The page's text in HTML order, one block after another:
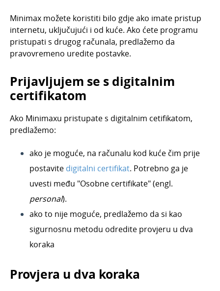
Minimax i rad od kuće
Prava korisnika
Licence
Postavke organizacije
Postavke dokumenata
Šifrarnici
Fiskalizacija 2.0
Baza znanja
Minimax možete koristiti bilo gdje ako imate pristup
internetu, uključujući i od kuće. Ako ćete programu
pristupati s drugog računala, predlažemo da
pravovremeno uredite postavke.
Prijavljujem se s digitalnim
certifikatom
Ako Minimaxu pristupate s digitalnim cetifikatom,
predlažemo:
ako je moguće, na računalu kod kuće čim prije
postavite digitalni certifikat. Potrebno ga je
uvesti među "Osobne certifikate" (engl.
personal).
ako to nije moguće, predlažemo da si kao
sigurnosnu metodu odredite provjeru u dva
koraka
Provjera u dva koraka